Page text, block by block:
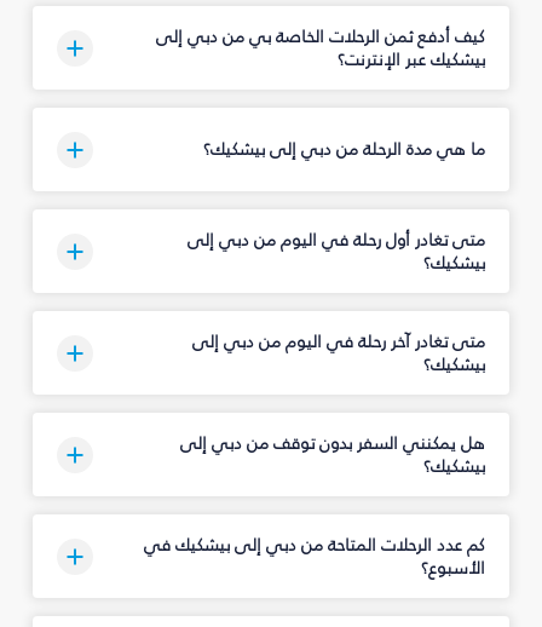
كيف أدفع ثمن الرحلات الخاصة بي من دبي إلى
بيشكيك عبر الإنترنت؟
ما هي مدة الرحلة من دبي إلى بيشكيك؟
متى تغادر أول رحلة في اليوم من دبي إلى
بيشكيك؟
متى تغادر آخر رحلة في اليوم من دبي إلى
بيشكيك؟
هل يمكنني السفر بدون توقف من دبي إلى
بيشكيك؟
كم عدد الرحلات المتاحة من دبي إلى بيشكيك في
الأسبوع؟